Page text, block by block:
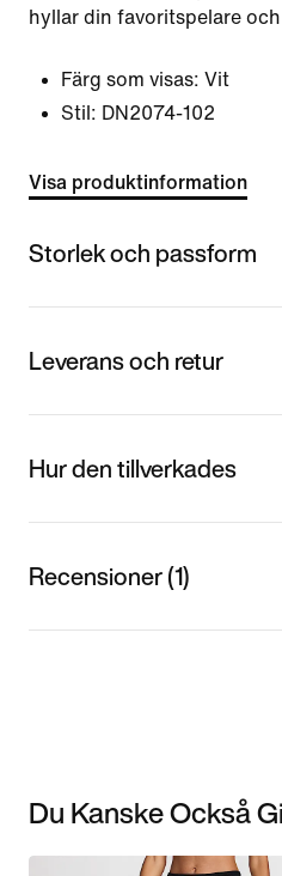
hyllar din favoritspelare
Färg som visas: Vit
Stil: DN2074-102
Visa produktinformation
Storlek och passform
Leverans och retur
Hur den tillverkades
Recensioner (1)
Du Kanske Också